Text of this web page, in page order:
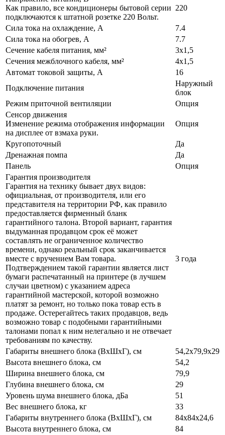
Как правило, все кондиционеры бытовой серии
подключаются к штатной розетке 220 Вольт.
220
Сила тока на охлаждение, А
7.4
Сила тока на обогрев, А
7.7
Сечение кабеля питания, мм²
3x1,5
Сечения межблочного кабеля, мм²
4x1,5
Автомат токовой защиты, A
16
Подключение питания
Наружный
блок
Режим приточной вентиляции
Опция
Сенсор движения
Изменение режима отображения информации
на дисплее от взмаха руки.
Опция
Кругопоточный
Да
Дренажная помпа
Да
Панель
Опция
Гарантия производителя
Гарантия на технику бывает двух видов:
официальная, от производителя, или его
представителя на территории РФ, как правило
предоставляется фирменный бланк
гарантийного талона. Второй вариант, гарантия
выдуманная продавцом срок её может
составлять не ограниченное количество
времени, однако реальный срок заканчивается
вместе с вручением Вам товара.
Подтверждением такой гарантии является лист
бумаги распечатанный на принтере (в лучшем
случаи цветном) с указанием адреса
гарантийной мастерской, которой возможно
платят за ремонт, но только пока товар есть в
продаже. Остерегайтесь таких продавцов, ведь
возможно товар с подобными гарантийными
талонами попал к ним нелегально и не отвечает
требованиям по качеству.
3 года
Габариты внешнего блока (ВхШхГ), см
54,2х79,9х29
Высота внешнего блока, см
54,2
Ширина внешнего блока, см
79,9
Глубина внешнего блока, см
29
Уровень шума внешнего блока, дБа
51
Вес внешнего блока, кг
33
Габариты внутреннего блока (ВхШхГ), см
84x84х24,6
Высота внутреннего блока, см
84